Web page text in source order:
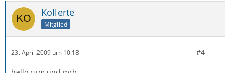
Kollerte
Mitglied
23. April 2009 um 10:18 #4